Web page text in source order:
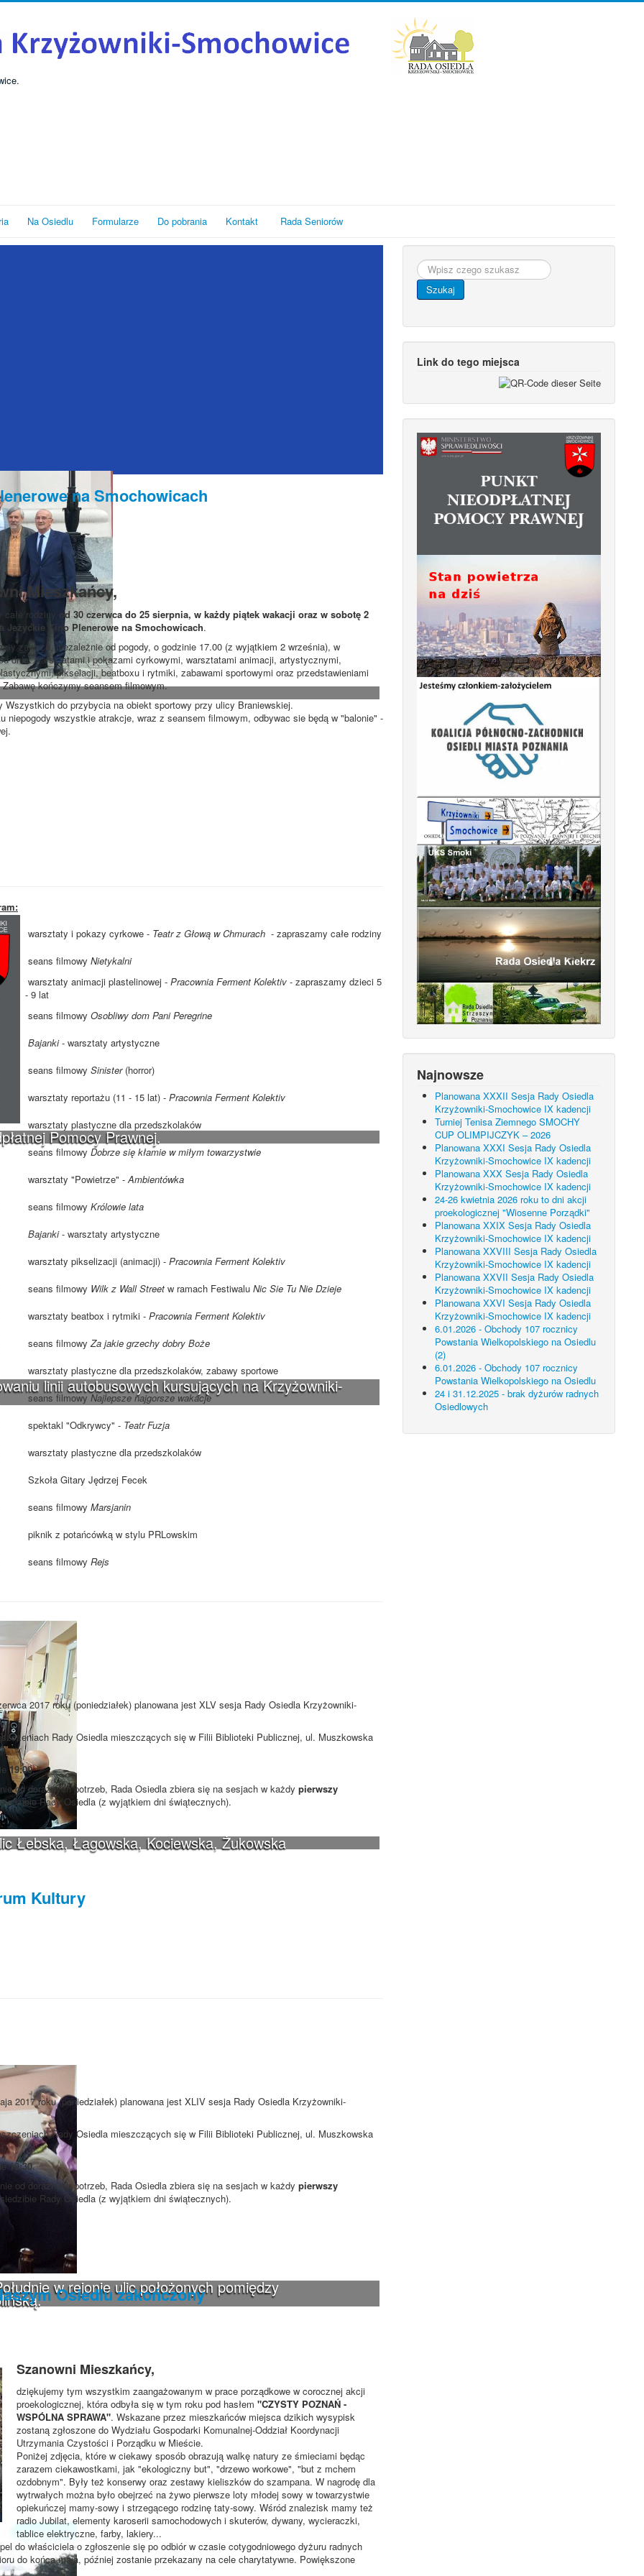
Na Osiedlu Formularze Do pobrania Kontakt Rada Seniorów
Pomocy Prawnej.
linii autobusowych kursujących na Krzyżowniki-
Łebska, Łagowska, Kociewska, Żukowska
w rejonie ulic położonych pomiędzy
na Smochowicach
Mieszkańcy,
całe rodziny od 30 czerwca do 25 sierpnia, w każdy piątek wakacji oraz w sobotę 2
Jeżyckie Kino Plenerowe na Smochowicach.
zawsze, niezależnie od pogody, o godzinie 17.00 (z wyjątkiem 2 września), w
dnia: warsztatami i pokazami cyrkowymi, warsztatami animacji, artystycznymi,
pikselacji, beatboxu i rytmiki, zabawami sportowymi oraz przedstawieniami
kończymy seansem filmowym.
Wszystkich do przybycia na obiekt sportowy przy ulicy Braniewskiej.
niepogody wszystkie atrakcje, wraz z seansem filmowym, odbywac sie będą w "balonie" -
warsztaty i pokazy cyrkowe - Teatr z Głową w Chmurach - zapraszamy całe rodziny
seans filmowy Nietykalni
warsztaty animacji plastelinowej - Pracownia Ferment Kolektiv - zapraszamy dzieci 5
- 9 lat
seans filmowy Osobliwy dom Pani Peregrine
Bajanki- warsztaty artystyczne
seans filmowy Sinister(horror)
warsztaty reportażu (11 - 15 lat) - Pracownia Ferment Kolektiv
warsztaty plastyczne dla przedszkolaków
seans filmowy Dobrze się kłamie w miłym towarzystwie
warsztaty "Powietrze" - Ambientówka
seans filmowy Królowie lata
Bajanki- warsztaty artystyczne
warsztaty pikselizacji (animacji) - Pracownia Ferment Kolektiv
seans filmowy Wilk z Wall Street w ramach Festiwalu Nic Sie Tu Nie Dzieje
warsztaty beatbox i rytmiki - Pracownia Ferment Kolektiv
seans filmowy Za jakie grzechy dobry Boże
warsztaty plastyczne dla przedszkolaków, zabawy sportowe
seans filmowyNajlepsze najgorsze wakacje
spektakl "Odkrywcy" - Teatr Fuzja
warsztaty plastyczne dla przedszkolaków
Szkoła Gitary Jędrzej Fecek
seans filmowy Marsjanin
piknik z potańcówką w stylu PRLowskim
seans filmowy Rejs
2017 roku (poniedziałek) planowana jest XLV sesja Rady Osiedla Krzyżowniki-
Rady Osiedla mieszczących się w Filii Biblioteki Publicznej, ul. Muszkowska
19:00.
od doraźnych potrzeb, Rada Osiedla zbiera się na sesjach w każdy pierwszy
Rady Osiedla (z wyjątkiem dni świątecznych).
Kultury
2017 roku (poniedziałek) planowana jest XLIV sesja Rady Osiedla Krzyżowniki-
Rady Osiedla mieszczących się w Filii Biblioteki Publicznej, ul. Muszkowska
19:30.
od doraźnych potrzeb, Rada Osiedla zbiera się na sesjach w każdy pierwszy
siedzibie Rady Osiedla (z wyjątkiem dni świątecznych).
Osiedlu zakończony
Szanowni Mieszkańcy,
dziękujemy tym wszystkim zaangażowanym w prace porządkowe w corocznej akcji
proekologicznej, która odbyła się w tym roku pod hasłem "CZYSTY POZNAŃ -
WSPÓLNA SPRAWA". Wskazane przez mieszkańców miejsca dzikich wysypisk
zostaną zgłoszone do Wydziału Gospodarki Komunalnej-Oddział Koordynacji
Utrzymania Czystości i Porządku w Mieście.
Poniżej zdjęcia, które w ciekawy sposób obrazują walkę natury ze śmieciami będąc
zarazem ciekawostkami, jak "ekologiczny but", "drzewo workowe", "but z mchem
ozdobnym". Były też konserwy oraz zestawy kieliszków do szampana. W nagrodę dla
wytrwałych można było obejrzeć na żywo pierwsze loty młodej sowy w towarzystwie
opiekuńczej mamy-sowy i strzegącego rodzinę taty-sowy. Wśród znalezisk mamy też
radio Jubilat, elementy karoserii samochodowych i skuterów, dywany, wycieraczki,
tablice elektryczne, farby, lakiery...
do właściciela o zgłoszenie się po odbiór w czasie cotygodniowego dyżuru radnych
do końca maja, później zostanie przekazany na cele charytatywne. Powiększone
Szukaj...
Szukaj
Link do tego miejsca
Najnowsze
Planowana XXXII Sesja Rady Osiedla
Krzyżowniki-Smochowice IX kadencji
Turniej Tenisa Ziemnego SMOCHY
CUP OLIMPIJCZYK – 2026
Planowana XXXI Sesja Rady Osiedla
Krzyżowniki-Smochowice IX kadencji
Planowana XXX Sesja Rady Osiedla
Krzyżowniki-Smochowice IX kadencji
24-26 kwietnia 2026 roku to dni akcji
proekologicznej "Wiosenne Porządki"
Planowana XXIX Sesja Rady Osiedla
Krzyżowniki-Smochowice IX kadencji
Planowana XXVIII Sesja Rady Osiedla
Krzyżowniki-Smochowice IX kadencji
Planowana XXVII Sesja Rady Osiedla
Krzyżowniki-Smochowice IX kadencji
Planowana XXVI Sesja Rady Osiedla
Krzyżowniki-Smochowice IX kadencji
6.01.2026 - Obchody 107 rocznicy
Powstania Wielkopolskiego na Osiedlu
(2)
6.01.2026 - Obchody 107 rocznicy
Powstania Wielkopolskiego na Osiedlu
24 i 31.12.2025 - brak dyżurów radnych
Osiedlowych